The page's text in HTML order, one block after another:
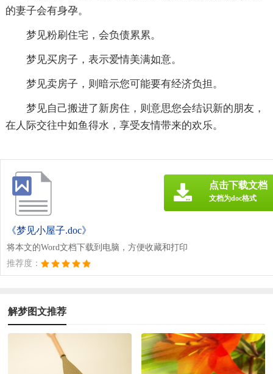
的妻子会有身孕。
梦见粉刷住宅，会负债累累。
梦见买房子，表示爱情美满如意。
梦见卖房子，则暗示您可能要有经济负担。
梦见自己搬进了新房住，则意思您会结识新的朋友，
在人际交往中如鱼得水，享受友情带来的欢乐。
《梦见小屋子.doc》
将本文的Word文档下载到电脑，方便收藏和打印
推荐度：
点击下载文档
文档为doc格式
解梦图文推荐